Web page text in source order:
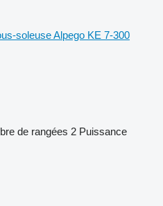
soleuse Alpego KE 7-300
de rangées 2 Puissance